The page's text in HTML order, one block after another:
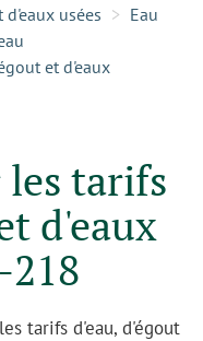
usées
Eau
et d'eaux
les tarifs
d'eaux
tarifs d'eau, d'égout